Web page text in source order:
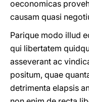
oeconomicas
causam quasi
Parique modo illud
qui libertatem
asseverant ac
positum, quae
detrimenta elapsis